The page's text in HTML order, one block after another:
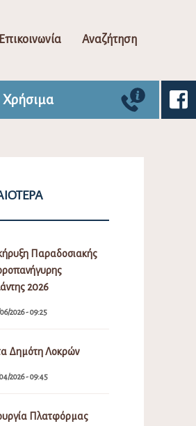
Επικοινωνία Αναζήτηση
Χρήσιμα
Παραδοσιακής
2026
2026 - 09:25
Δημότη Λοκρών
2026 - 09:45
Πλατφόρμας